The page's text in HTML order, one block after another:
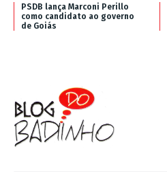
PSDB lança Marconi Perillo
como candidato ao governo
de Goiás